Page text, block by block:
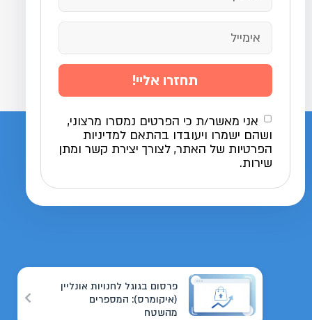
אני מאשר/ת כי הפרטים נמסרו מרצוני,
ושהם ישמרו ויעובדו בהתאם למדיניות
הפרטיות של האתר, לצורך יצירת קשר ומתן
שירות.
תחזרו אליי!
פרסום בגוגל לחנויות אונליין
(איקומרס): המספרים
מהשטח